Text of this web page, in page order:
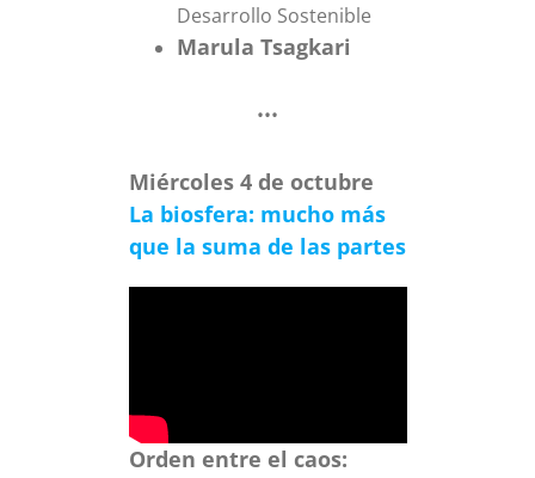
Desarrollo Sostenible
Marula Tsagkari
•••
Miércoles 4 de octubre
La biosfera: mucho más
que la suma de las partes
Orden entre el caos: